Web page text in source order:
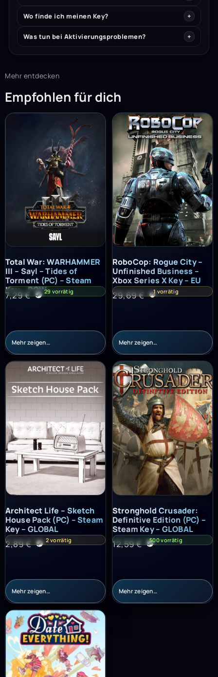
Wo finde ich meinen Key?
Was tun bei Aktivierungsproblemen?
Mehr entdecken
Empfohlen für dich
Total War: WARHAMMER III – Sayl – Tides of Torment (PC) –
Total War: WARHAMMER
III – Sayl – Tides of
Torment (PC) – Steam
Key – ROW
7,29€ 29 vorrätig
Mehr zeigen…
RoboCop: Rogue City –
RoboCop: Rogue City –
Unfinished Business –
Xbox Series X Key – EU
29,69€ 1 vorrätig
Mehr zeigen…
Architect Life – Sketch House Pack (PC) – Steam Key – GLOBAL
Architect Life – Sketch
House Pack (PC) – Steam
Key – GLOBAL
2,89€ 2 vorrätig
Mehr zeigen…
Stronghold Crusader: Definitive
Stronghold Crusader:
Definitive Edition (PC) –
Steam Key – GLOBAL
12,59€ 500 vorrätig
Mehr zeigen…